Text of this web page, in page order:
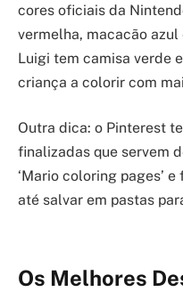
cores oficiais da
vermelha, macacão azul
Luigi tem camisa verde
criança a colorir com
Outra dica: o Pinterest
finalizadas que servem
‘Mario coloring pages’
até salvar em pastas
Os Melhores